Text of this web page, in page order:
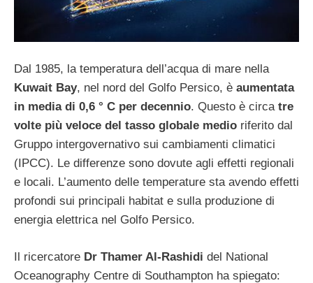
Dal 1985, la temperatura dell’acqua di mare nella
Kuwait Bay, nel nord del Golfo Persico, è aumentata
in media di 0,6 ° C per decennio. Questo è circa tre
volte più veloce del tasso globale medio riferito dal
Gruppo intergovernativo sui cambiamenti climatici
(IPCC). Le differenze sono dovute agli effetti regionali
e locali. L’aumento delle temperature sta avendo effetti
profondi sui principali habitat e sulla produzione di
energia elettrica nel Golfo Persico.
Il ricercatore Dr Thamer Al-Rashidi del National
Oceanography Centre di Southampton ha spiegato: